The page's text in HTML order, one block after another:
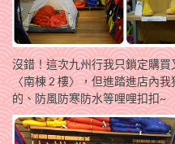
沒錯！這次九州行我只鎖定購買
〈南棟 2 樓〉，但進踏進店內
的、防風防寒防水等哩哩扣扣~